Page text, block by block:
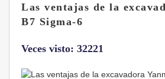
Las ventajas de la
B7 Sigma-6
Veces visto: 32221